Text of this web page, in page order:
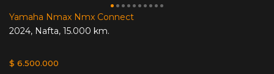
Yamaha Nmax Nmx Connect
2024, Nafta, 15.000 km.
$ 6.500.000